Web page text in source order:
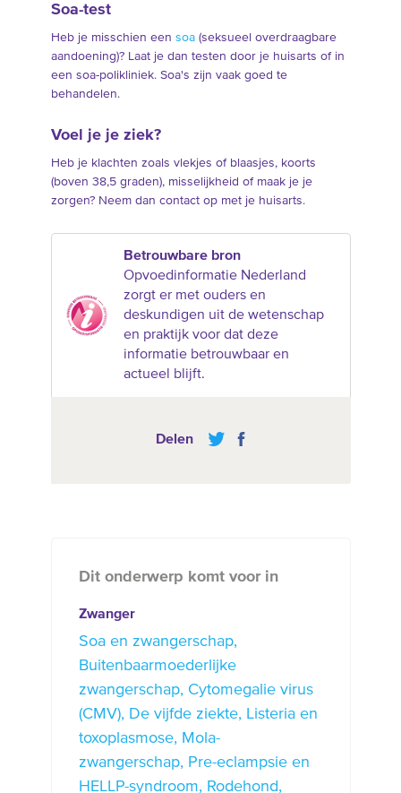
Soa-test
Heb je misschien een soa(seksueel overdraagbare
aandoening)? Laat je dan testen door je huisarts of in
een soa-polikliniek. Soa's zijn vaak goed te
behandelen.
Voel je je ziek?
Heb je klachten zoals vlekjes of blaasjes, koorts
(boven 38,5 graden), misselijkheid of maak je je
zorgen? Neem dan contact op met je huisarts.
Betrouwbare bron
Opvoedinformatie Nederland
zorgt er met ouders en
deskundigen uit de wetenschap
en praktijk voor dat deze
informatie betrouwbaar en
actueel blijft.
Delen
Dit onderwerp komt voor in
Zwanger
Soa en zwangerschap
Buitenbaarmoederlijke
zwangerschap Cytomegalie virus
(CMV)
De vijfde ziekte
Listeria en
toxoplasmose
Mola-
zwangerschap
Pre-eclampsie en
HELLP-syndroom
Rodehond